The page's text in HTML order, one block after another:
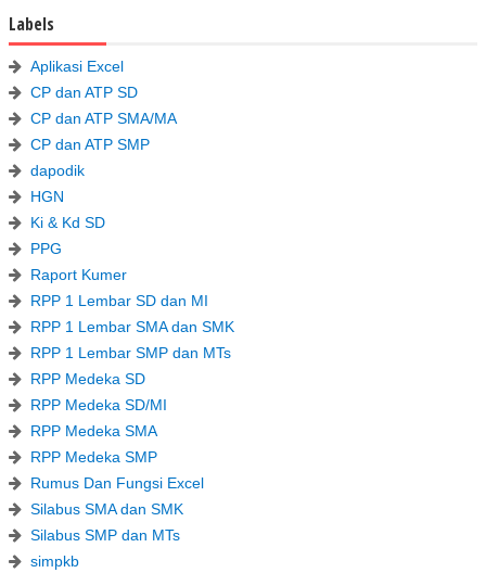
Labels
Aplikasi Excel
CP dan ATP SD
CP dan ATP SMA/MA
CP dan ATP SMP
dapodik
HGN
Ki & Kd SD
PPG
Raport Kumer
RPP 1 Lembar SD dan MI
RPP 1 Lembar SMA dan SMK
RPP 1 Lembar SMP dan MTs
RPP Medeka SD
RPP Medeka SD/MI
RPP Medeka SMA
RPP Medeka SMP
Rumus Dan Fungsi Excel
Silabus SMA dan SMK
Silabus SMP dan MTs
simpkb